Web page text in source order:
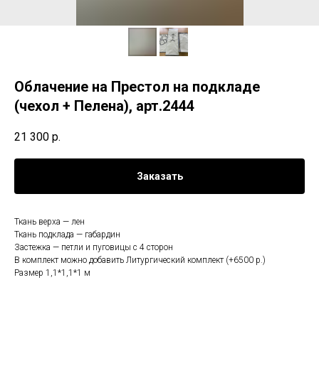
Облачение на Престол на подкладе
(чехол + Пелена), арт.2444
21 300 р.
Заказать
Ткань верха — лен
Ткань подклада — габардин
Застежка — петли и пуговицы с 4 сторон
В комплект можно добавить Литургический комплект (+6500 р.)
Размер 1,1*1,1*1 м